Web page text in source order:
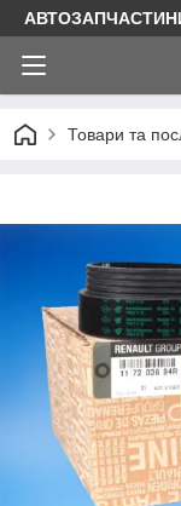
Товари та